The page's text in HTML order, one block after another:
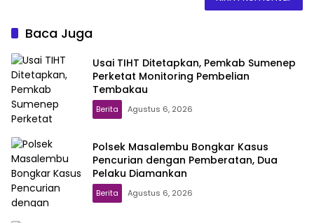
Baca Juga
Usai TIHT Ditetapkan, Pemkab Sumenep
Perketat Monitoring Pembelian
Tembakau
Berita Agustus 6, 2026
Polsek Masalembu Bongkar Kasus
Pencurian dengan Pemberatan, Dua
Pelaku Diamankan
Berita Agustus 6, 2026